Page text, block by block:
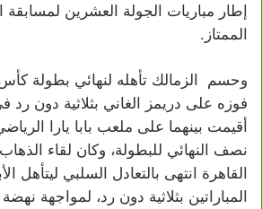
إطار مباريات الجولة العشرين
الممتاز.
وحسم الزمالك تأهله لنهائي بطولة كأس
فوزه على دريمز الغاني بثلاثية دون رد
أقيمت بينهما على ملعب بابا يارا
نصف النهائي للبطولة، وكان لقاء
القاهرة انتهى بالتعادل السلبي ليتأهل
المباراتين بثلاثية دون رد، لمواجهة